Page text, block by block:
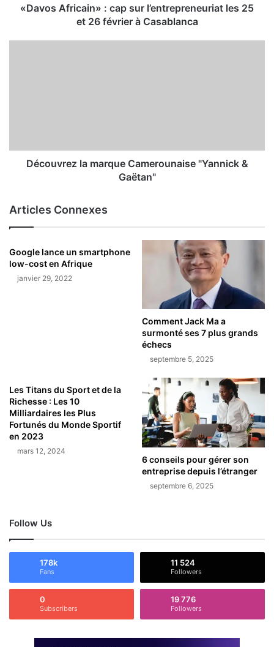
«Davos Africain» : cap sur l’entrepreneuriat les 25
et 26 février à Casablanca
Découvrez la marque Camerounaise "Yannick &
Gaëtan"
Articles Connexes
Google lance un smartphone
low-cost en Afrique
janvier 29, 2022
Comment Jack Ma a
surmonté ses 7 plus grands
échecs
septembre 5, 2025
Les Titans du Sport et de la
Richesse : Les 10
Milliardaires les Plus
Fortunés du Monde Sportif
en 2023
mars 12, 2024
6 conseils pour gérer son
entreprise depuis l’étranger
septembre 6, 2025
Follow Us
178k
Fans
11 524
Followers
0
Subscribers
19 776
Followers